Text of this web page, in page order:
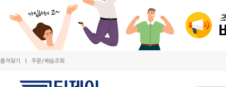
즐겨찾기 주문/배송조회